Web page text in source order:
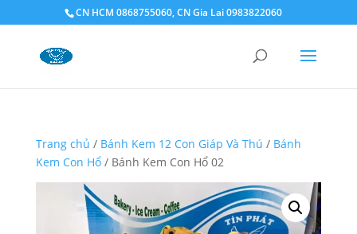
CN HCM 0868755060, CN Gia Lai 0983822060
Trang chủ / Bánh Kem 12 Con Giáp Và Thú / Bánh
Kem Con Hổ/ Bánh Kem Con Hổ 02